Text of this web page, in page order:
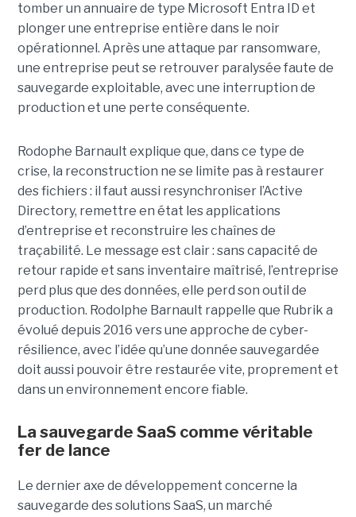
tomber un annuaire de type Microsoft Entra ID et
plonger une entreprise entière dans le noir
opérationnel. Après une attaque par ransomware,
une entreprise peut se retrouver paralysée faute de
sauvegarde exploitable, avec une interruption de
production et une perte conséquente.
Rodophe Barnault explique que, dans ce type de
crise, la reconstruction ne se limite pas à restaurer
des fichiers : il faut aussi resynchroniser l’Active
Directory, remettre en état les applications
d’entreprise et reconstruire les chaînes de
traçabilité. Le message est clair : sans capacité de
retour rapide et sans inventaire maîtrisé, l’entreprise
perd plus que des données, elle perd son outil de
production. Rodolphe Barnault rappelle que Rubrik a
évolué depuis 2016 vers une approche de cyber-
résilience, avec l’idée qu’une donnée sauvegardée
doit aussi pouvoir être restaurée vite, proprement et
dans un environnement encore fiable.
La sauvegarde SaaS comme véritable
fer de lance
Le dernier axe de développement concerne la
sauvegarde des solutions SaaS, un marché